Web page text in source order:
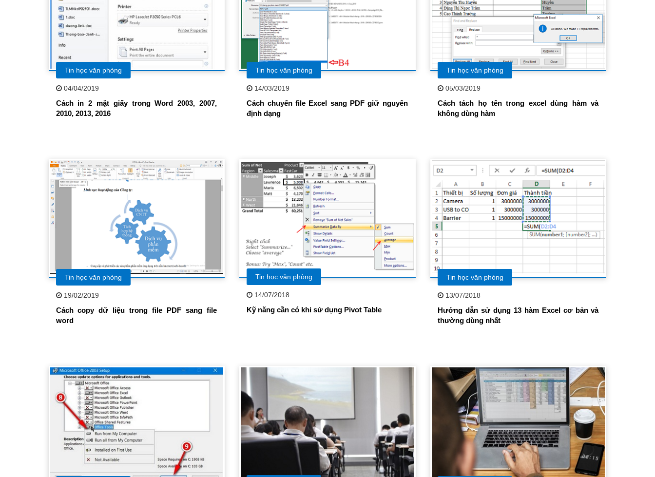
Tin học văn phòng
04/04/2019
Cách in 2 mặt giấy trong Word 2003, 2007,
2010, 2013, 2016
Tin học văn phòng
14/03/2019
Cách chuyển file Excel sang PDF giữ nguyên
định dạng
Tin học văn phòng
05/03/2019
Cách tách họ tên trong excel dùng hàm và
không dùng hàm
Tin học văn phòng
19/02/2019
Cách copy dữ liệu trong file PDF sang file
word
Tin học văn phòng
14/07/2018
Kỹ năng cần có khi sử dụng Pivot Table
Tin học văn phòng
13/07/2018
Hướng dẫn sử dụng 13 hàm Excel cơ bản và
thường dùng nhất